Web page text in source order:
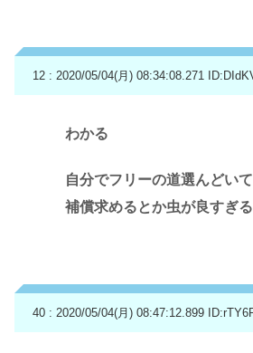
12 : 2020/05/04(月) 08:34:08.271
わかる
自分でフリーの道選んどい
補償求めるとか虫が良すぎる
40 : 2020/05/04(月) 08:47:12.899